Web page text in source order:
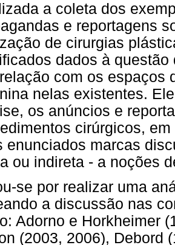
a coleta dos
e reportagens
de cirurgias
dados à
com os espaços
nelas existentes.
os anúncios e
cirúrgicos,
enunciados marcas
ou indireta - a noções
se por realizar uma
a discussão nas
Adorno e Horkheimer
(2003, 2006), Debord